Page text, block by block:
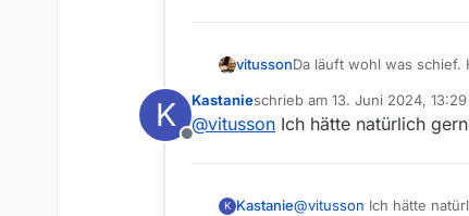
vitussonDa läuft wohl was
K
Offline
Kastanieschrieb am 13. Juni 2024, 13:29
zuletzt editiert von
@vitusson Ich hätte natürlich
K Kastanie@vitusson Ich hätte